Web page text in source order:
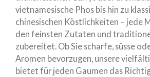
vietnamesische Phos bis hin zu
chinesischen Köstlichkeiten – jede
den feinsten Zutaten und
zubereitet. Ob Sie scharfe, süsse
Aromen bevorzugen, unsere
bietet für jeden Gaumen das